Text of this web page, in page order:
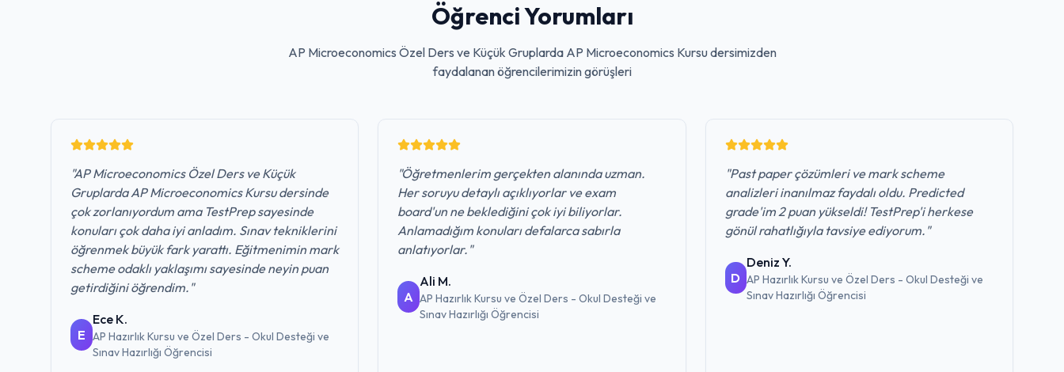
Öğrenci Yorumları
AP Microeconomics Özel Ders ve Küçük Gruplarda AP Microeconomics Kursudersimizden
faydalanan öğrencilerimizin görüşleri
"AP Microeconomics Özel Ders ve Küçük
Gruplarda AP Microeconomics Kursu dersinde
çok zorlanıyordum ama TestPrep sayesinde
konuları çok daha iyi anladım. Sınav tekniklerini
öğrenmek büyük fark yarattı. Eğitmenimin mark
scheme odaklı yaklaşımı sayesinde neyin puan
getirdiğini öğrendim. "
E
Ece K.
AP Hazırlık Kursu ve Özel Ders - Okul Desteği ve
Sınav Hazırlığı Öğrencisi
"Öğretmenlerim gerçekten alanında uzman.
Her soruyu detaylı açıklıyorlar ve exam
board'un ne beklediğini çok iyi biliyorlar.
Anlamadığım konuları defalarca sabırla
anlatıyorlar. "
A
Ali M.
AP Hazırlık Kursu ve Özel Ders - Okul Desteği ve
Sınav Hazırlığı Öğrencisi
"Past paper çözümleri ve mark scheme
analizleri inanılmaz faydalı oldu. Predicted
grade'im 2 puan yükseldi! TestPrep'i herkese
gönül rahatlığıyla tavsiye ediyorum. "
D
Deniz Y.
AP Hazırlık Kursu ve Özel Ders - Okul Desteği ve
Sınav Hazırlığı Öğrencisi